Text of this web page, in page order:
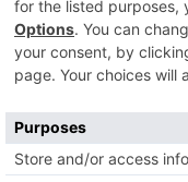
más
con las
aquellas en las
vehículo. Dicho
confianza del